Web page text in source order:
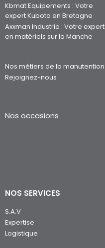
Kbmat Equipements : Votre
expert Kubota en Bretagne
Axxman Industrie : Votre expert
en matériels sur la Manche
Nos métiers de la manutention
Rejoignez-nous
Nos occasions
NOS SERVICES
S.A.V
Expertise
Logistique